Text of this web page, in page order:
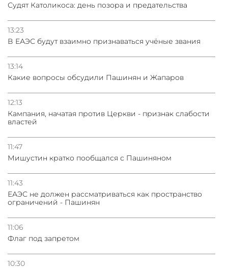
Судят Католикоса: день позора и предательства
13:23
В ЕАЭС будут взаимно признаваться учёные звания
13:14
Какие вопросы обсудили Пашинян и Жапаров
12:13
Кампания, начатая против Церкви - признак слабости
властей
11:47
Мишустин кратко пообщался с Пашиняном
11:43
ЕАЭС не должен рассматриваться как пространство
ограничений - Пашинян
11:06
Флаг под запретом
10:30